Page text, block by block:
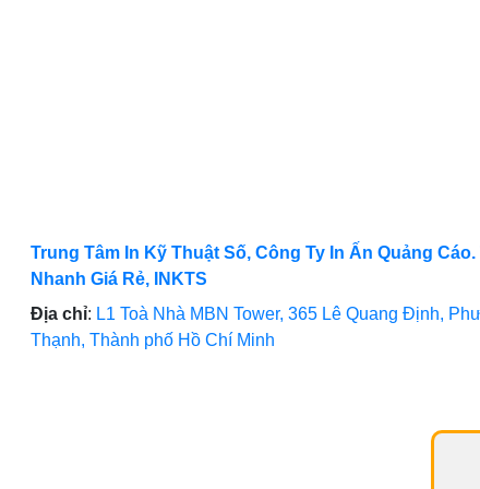
Trung Tâm In Kỹ Thuật Số, Công Ty In Ấn Quảng Cáo.
Nhanh Giá Rẻ, INKTS
Địa chỉ: L1 Toà Nhà MBN Tower, 365 Lê Quang Định,
Thạnh, Thành phố Hồ Chí Minh